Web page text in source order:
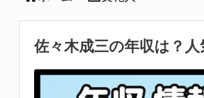
佐々木成三の年収は？人